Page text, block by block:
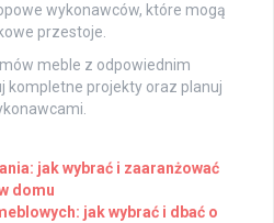
wykonawców, które mogą
przestoje.
meble z odpowiednim
kompletne projekty oraz planuj
jak wybrać i zaaranżować
domu
jak wybrać i dbać o